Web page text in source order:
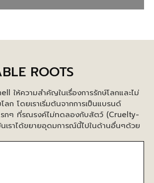
ROOTS
ให้ความสำคัญในเรื่องการรักษ์โลกและไม่
ลก โดยเราเริ่มต้นจากการเป็นแบรนด์
กๆ ที่รณรงค์ไม่ทดลองกับสัตว์ (Cruelty-
เราได้ขยายอุดมการณ์นี้ไปในด้านอื่นๆด้วย